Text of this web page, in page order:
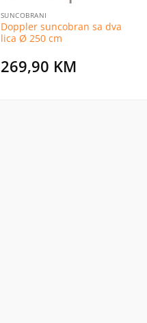
SUNCOBRANI
Doppler suncobran sa dva
lica Ø 250 cm
269,90 KM